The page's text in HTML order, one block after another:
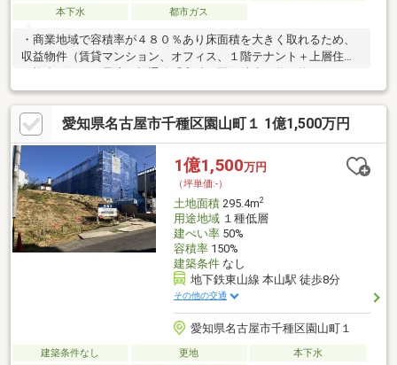
本下水
都市ガス
・商業地域で容積率が４８０％あり床面積を大きく取れるため、
収益物件（賃貸マンション、オフィス、１階テナント＋上層住宅
ｍ）・東山線「新栄町」駅 徒歩１３分（約１，０００ｍ）・名
古屋駅・栄への中心市街地へのアクセス良好・スーパー・コンビ
ニ徒歩５分圏内・ドラッグストア・郵便局・公園も徒歩１０分圏
内で、日常生活の利便性有り・南側道路に接する（間口約９．９
愛知県名古屋市千種区園山町１ 1億1,500万円
1億1,500万円
（坪単価:-）
土地面積295.4m2
用途地域１種低層
建ぺい率50%
容積率150%
建築条件なし
地下鉄東山線 本山駅 徒歩8分
その他の交通
愛知県名古屋市千種区園山町１
建築条件なし 更地
本下水